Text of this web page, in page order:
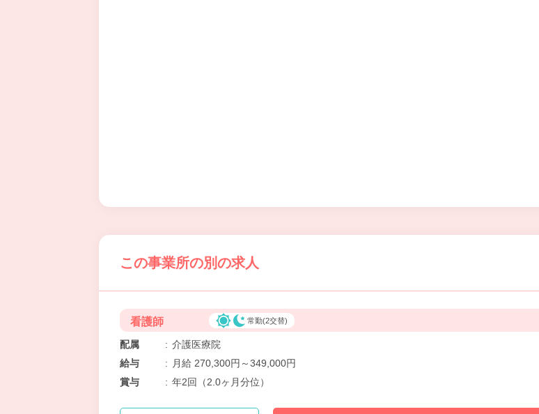
この事業所の別の求人
看護師 常勤(2交替)
配属 : 介護医療院
給与
:
月給 270,300円～349,000円
賞与
: 年2回（2.0ヶ月分位）